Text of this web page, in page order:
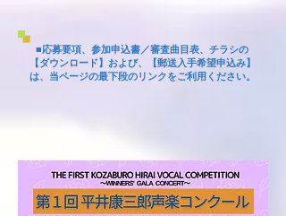
■応募要項、参加申込書／審査曲目表、チラシの
【ダウンロード】および、【郵送入手希望申込み】
は、当ページの最下段のリンクをご利用 ください。